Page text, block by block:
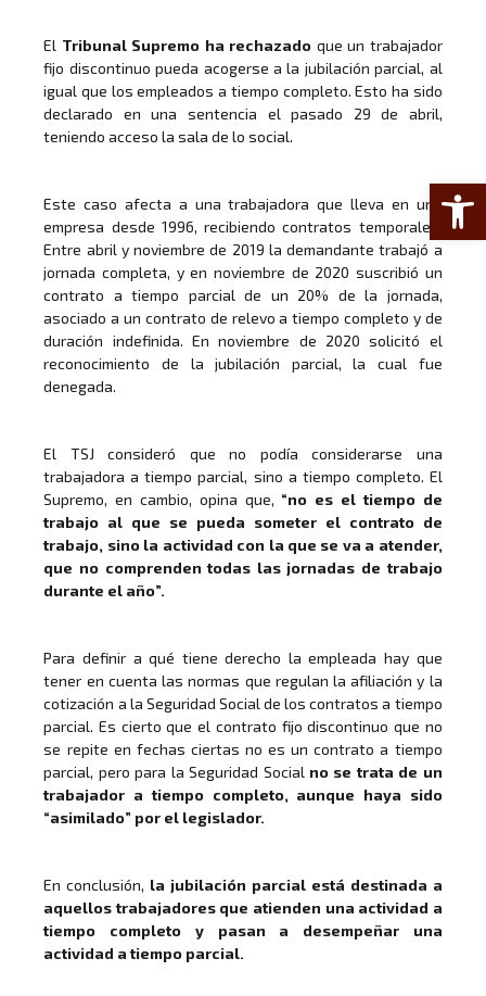
Abrir
El Tribunal Supremo ha rechazado que un trabajador
fijo discontinuo pueda acogerse a la jubilación parcial, al
igual que los empleados a tiempo completo. Esto ha sido
declarado en una sentencia el pasado 29 de abril,
teniendo acceso la sala de lo social.
Este caso afecta a una trabajadora que lleva en una
empresa desde 1996, recibiendo contratos temporales.
Entre abril y noviembre de 2019 la demandante trabajó a
jornada completa, y en noviembre de 2020 suscribió un
contrato a tiempo parcial de un 20% de la jornada,
asociado a un contrato de relevo a tiempo completo y de
duración indefinida. En noviembre de 2020 solicitó el
reconocimiento de la jubilación parcial, la cual fue
denegada.
El TSJ consideró que no podía considerarse una
trabajadora a tiempo parcial, sino a tiempo completo. El
Supremo, en cambio, opina que, “no es el tiempo de
trabajo al que se pueda someter el contrato de
trabajo, sino la actividad con la que se va a atender,
que no comprenden todas las jornadas de trabajo
durante el año”.
Para definir a qué tiene derecho la empleada hay que
tener en cuenta las normas que regulan la afiliación y la
cotización a la Seguridad Social de los contratos a tiempo
parcial. Es cierto que el contrato fijo discontinuo que no
se repite en fechas ciertas no es un contrato a tiempo
parcial, pero para la Seguridad Socialno se trata de un
trabajador a tiempo completo, aunque haya sido
“asimilado” por el legislador.
En conclusión, la jubilación parcial está destinada a
aquellos trabajadores que atienden una actividad a
tiempo completo y pasan a desempeñar una
actividad a tiempo parcial.